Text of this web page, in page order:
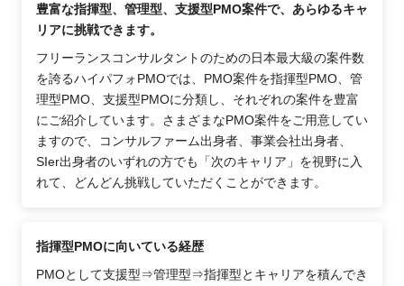
豊富な指揮型、管理型、支援型PMO案件で、あらゆるキャ
リアに挑戦できます。
フリーランスコンサルタントのための日本最大級の案件数
を誇るハイパフォPMOでは、PMO案件を指揮型PMO、管
理型PMO、支援型PMOに分類し、それぞれの案件を豊富
にご紹介しています。さまざまなPMO案件をご用意してい
ますので、コンサルファーム出身者、事業会社出身者、
SIer出身者のいずれの方でも「次のキャリア」を視野に入
れて、どんどん挑戦していただくことができます。
指揮型PMOに向いている経歴
PMOとして支援型⇒管理型⇒指揮型とキャリアを積んでき